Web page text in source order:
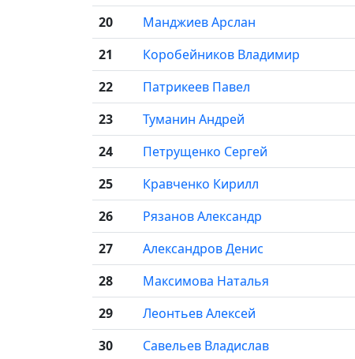
20
Манджиев Арслан
21
Коробейников Владимир
22
Патрикеев Павел
23
Туманин Андрей
24
Петрущенко Сергей
25
Кравченко Кирилл
26
Рязанов Александр
27
Александров Денис
28
Максимова Наталья
29
Леонтьев Алексей
30
Савельев Владислав